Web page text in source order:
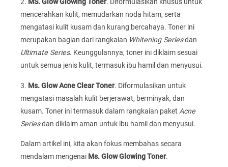
2. MS. Glow Glowing Toner. Diformulasikan khusus untuk
mencerahkan kulit, memudarkan noda hitam, serta
mengatasi kulit kusam dan kurang bercahaya. Toner ini
merupakan bagian dari rangkaian Whitening Seriesdan
Ultimate Series. Keunggulannya, toner ini diklaim sesuai
untuk semua jenis kulit, termasuk ibu hamil dan menyusui.
3. Ms. Glow Acne Clear Toner. Diformulasikan untuk
mengatasi masalah kulit berjerawat, berminyak, dan
kusam. Toner ini termasuk dalam rangkaian paket Acne
Seriesdan diklaim aman untuk ibu hamil dan menyusui.
Dalam artikel ini, kita akan fokus membahas secara
mendalam mengenai Ms. Glow Glowing Toner.